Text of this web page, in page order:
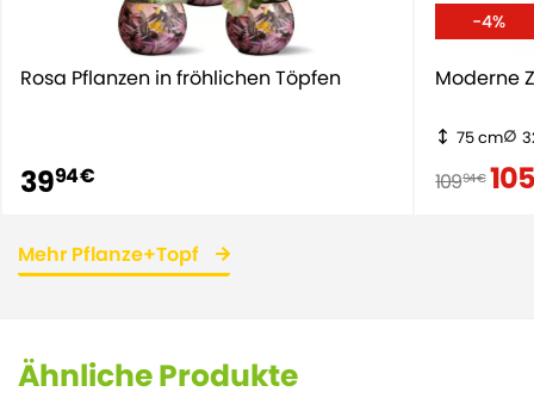
Rosa Pflanzen in fröhlichen Töpfen
3994 €
-4%
Moderne
75 cm
10994 €
Mehr Pflanze+Topf
Ähnliche Produkte